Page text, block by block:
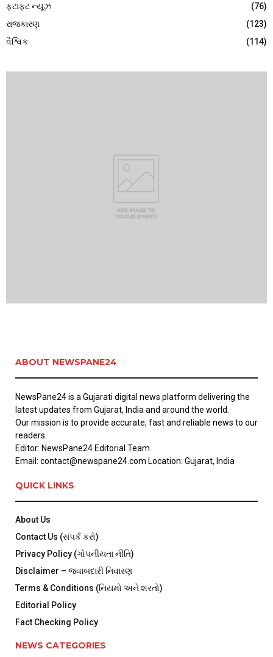
ફટાફટ ન્યૂઝ
(76)
રાજકારણ
(123)
વૈશ્વિક
(114)
ABOUT NEWSPANE24
NewsPane24 is a Gujarati digital news platform delivering the
latest updates from Gujarat, India and around the world.
Our mission is to provide accurate, fast and reliable news to our
readers.
Editor: NewsPane24 Editorial Team
Email: contact@newspane24.com Location: Gujarat, India
QUICK LINKS
About Us
Contact Us (સંપર્ક કરો)
Privacy Policy (ગોપનીયતા નીતિ)
Disclaimer – જવાબદારી નિવારણ
Terms & Conditions (નિયમો અને શરતો)
Editorial Policy
Fact Checking Policy
NEWS CATEGORIES